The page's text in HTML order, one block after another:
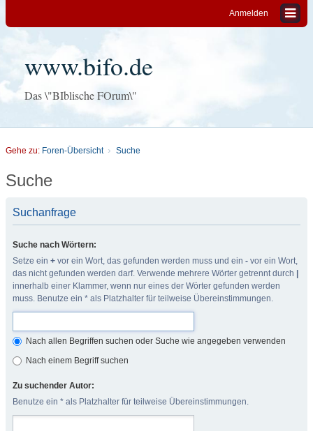
Anmelden
www.bifo.de
Das \"BIblische FOrum\"
Gehe zu: Foren-Übersicht Suche
Suche
Suchanfrage
Suche nach Wörtern:
Setze ein + vor ein Wort, das gefunden werden muss und ein - vor ein Wort,
das nicht gefunden werden darf. Verwende mehrere Wörter getrennt durch
innerhalb einer Klammer, wenn nur eines der Wörter gefunden werden
muss. Benutze ein * als Platzhalter für teilweise Übereinstimmungen.
Nach allen Begriffen suchen oder Suche wie angegeben verwenden
Nach einem Begriff suchen
Zu suchender Autor:
Benutze ein * als Platzhalter für teilweise Übereinstimmungen.